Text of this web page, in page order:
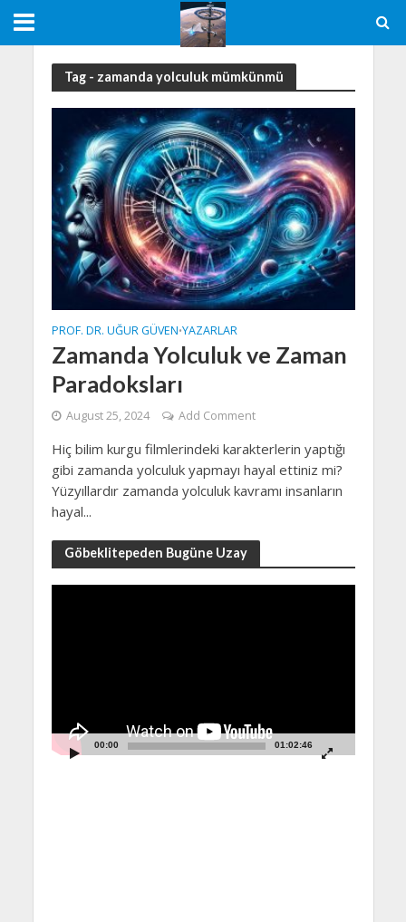
Tag - zamanda yolculuk mümkünmü
PROF. DR. UĞUR GÜVEN•YAZARLAR
Zamanda Yolculuk ve Zaman
Paradoksları
August 25, 2024 Add Comment
Hiç bilim kurgu filmlerindeki karakterlerin yaptığı
gibi zamanda yolculuk yapmayı hayal ettiniz mi?
Yüzyıllardır zamanda yolculuk kavramı insanların
hayal...
Göbeklitepeden Bugüne Uzay
00:00 01:02:46